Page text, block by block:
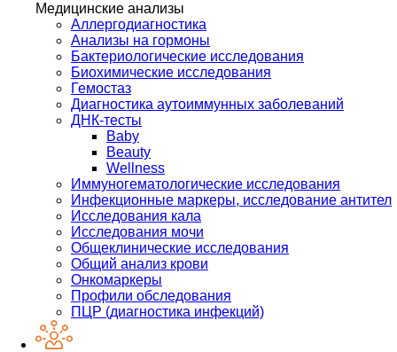
Медицинские анализы
Аллергодиагностика
Анализы на гормоны
Бактериологические исследования
Биохимические исследования
Гемостаз
Диагностика аутоиммунных заболеваний
ДНК-тесты
Baby
Beauty
Wellness
Иммуногематологические исследования
Инфекционные маркеры, исследование антител
Исследования кала
Исследования мочи
Общеклинические исследования
Общий анализ крови
Онкомаркеры
Профили обследования
ПЦР (диагностика инфекций)